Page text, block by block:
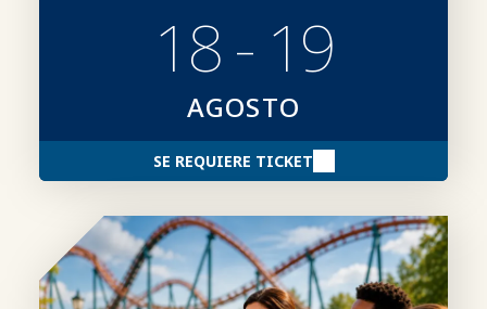
18 - 19
AGOSTO
SE REQUIERE TICKET